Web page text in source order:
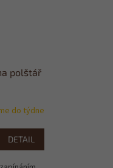
polštář
do týdne
DETAIL